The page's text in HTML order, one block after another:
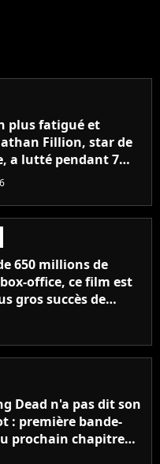
plus fatigué et
Fillion, star de
a lutté pendant 7
rôle qui le détruisait
650 millions de
office, ce film est
gros succès de
ne pourrez
jamais le voir en
Dead n'a pas dit son
: première bande-
prochain chapitre
choc